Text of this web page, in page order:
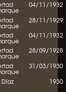
04/11/1932
28/11/1929
04/11/1932
28/09/1928
31/03/1930
Díaz 1930